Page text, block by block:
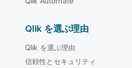
Qlik を選ぶ理由
Qlik を選ぶ理由
信頼性とセキュリティ